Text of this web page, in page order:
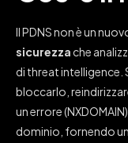
Il PDNS non è un
sicurezza che
di threat intelligence.
bloccarlo,
un errore
dominio, fornendo